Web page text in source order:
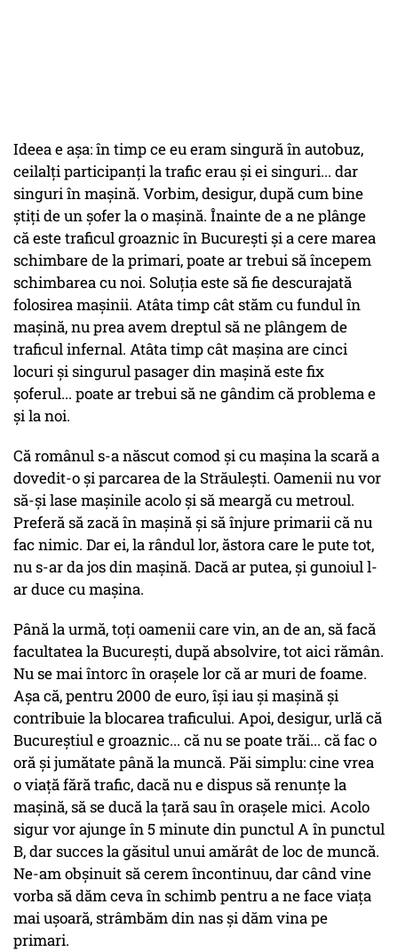
Ideea e așa: în timp ce eu eram singură în autobuz,
ceilalți participanți la trafic erau și ei singuri... dar
singuri în mașină. Vorbim, desigur, după cum bine
știți de un șofer la o mașină. Înainte de a ne plânge
că este traficul groaznic în București și a cere marea
schimbare de la primari, poate ar trebui să începem
schimbarea cu noi. Soluția este să fie descurajată
folosirea mașinii. Atâta timp cât stăm cu fundul în
mașină, nu prea avem dreptul să ne plângem de
traficul infernal. Atâta timp cât mașina are cinci
locuri și singurul pasager din mașină este fix
șoferul... poate ar trebui să ne gândim că problema e
și la noi.
Că românul s-a născut comod și cu mașina la scară a
dovedit-o și parcarea de la Străulești. Oamenii nu vor
să-și lase mașinile acolo și să meargă cu metroul.
Preferă să zacă în mașină și să înjure primarii că nu
fac nimic. Dar ei, la rândul lor, ăstora care le pute tot,
nu s-ar da jos din mașină. Dacă ar putea, și gunoiul l-
ar duce cu mașina.
Până la urmă, toți oamenii care vin, an de an, să facă
facultatea la București, după absolvire, tot aici rămân.
Nu se mai întorc în orașele lor că ar muri de foame.
Așa că, pentru 2000 de euro, își iau și mașină și
contribuie la blocarea traficului. Apoi, desigur, urlă că
Bucureștiul e groaznic... că nu se poate trăi... că fac o
oră și jumătate până la muncă. Păi simplu: cine vrea
o viață fără trafic, dacă nu e dispus să renunțe la
mașină, să se ducă la țară sau în orașele mici. Acolo
sigur vor ajunge în 5 minute din punctul A în punctul
B, dar succes la găsitul unui amărât de loc de muncă.
Ne-am obșinuit să cerem încontinuu, dar când vine
vorba să dăm ceva în schimb pentru a ne face viața
mai ușoară, strâmbăm din nas și dăm vina pe
primari.